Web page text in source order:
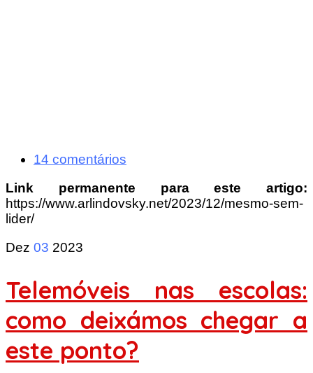
14 comentários
Link permanente para este artigo:
https://www.arlindovsky.net/2023/12/mesmo-sem-
lider/
Dez 03 2023
Telemóveis nas escolas:
como deixámos chegar a
este ponto?